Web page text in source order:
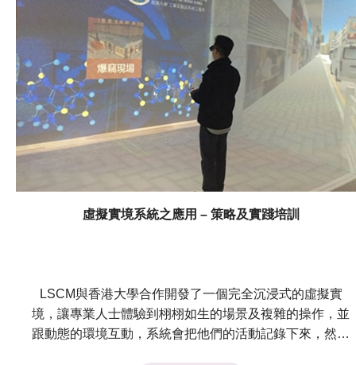
虛擬實境系統之應用 – 策略及實踐培訓
LSCM與香港大學合作開發了一個完全沉浸式的虛擬實
境，讓專業人士體驗到栩栩如生的場景及複雜的操作，並
跟​​動態的環境互動，系統會把他們的活動記錄下來，然後